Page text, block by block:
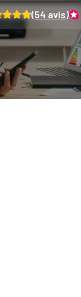
(54 avis)